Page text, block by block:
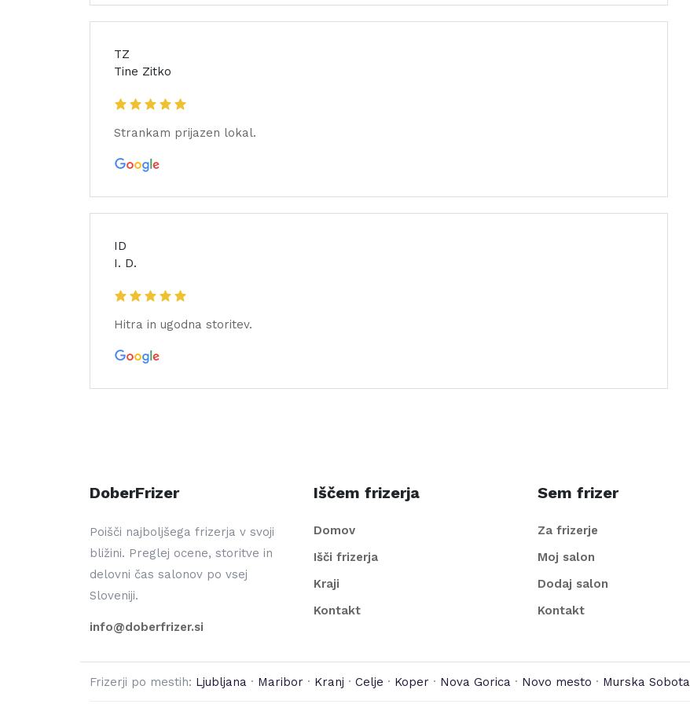
TZ
Tine Zitko
Strankam prijazen lokal.
ID
I. D.
Hitra in ugodna storitev.
DoberFrizer
Poišči najboljšega frizerja v svoji
bližini. Preglej ocene, storitve in
delovni čas salonov po vsej
Sloveniji.
info@doberfrizer.si
Iščem frizerja
Domov
Išči frizerja
Kraji
Kontakt
Sem frizer
Za frizerje
Moj salon
Dodaj salon
Kontakt
Frizerji po mestih: Ljubljana · Maribor · Kranj · Celje · Koper · Nova Gorica · Novo mesto · Murska Sobota